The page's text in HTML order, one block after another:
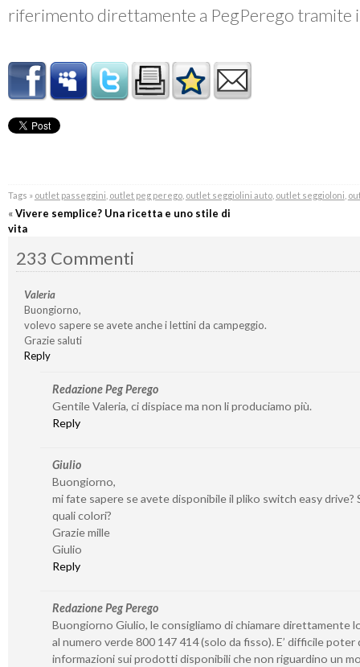
riferimento direttamente a PegPerego tramite
Tags » outlet passeggini outlet peg perego, outlet seggiolini auto, outlet seggioloni
«Vivere semplice? Una ricetta e uno stile di
vita
233 Commenti
Valeria
Buongiorno,
volevo sapere se avete anche i lettini da campeggio.
Grazie saluti
Reply
Redazione Peg Perego
Gentile Valeria, ci dispiace ma non li produciamo più.
Reply
Giulio
Buongiorno,
mi fate sapere se avete disponibile il pliko switch easy drive?
quali colori?
Grazie mille
Giulio
Reply
Redazione Peg Perego
Buongiorno Giulio, le consigliamo di chiamare direttamente
al numero verde 800 147 414 (solo da fisso). E’ difficile poter
informazioni sui prodotti disponibili che non riguardino un